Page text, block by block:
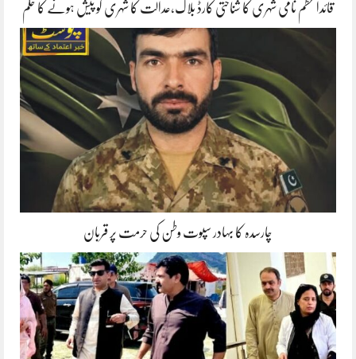
قائداعظم نامی شہری کا شناختی کارڈ بلاک،عدالت کا شہری کو پیش ہونے کا حکم
چارسدہ کا بہادر سپوت وطن کی حرمت پر قربان